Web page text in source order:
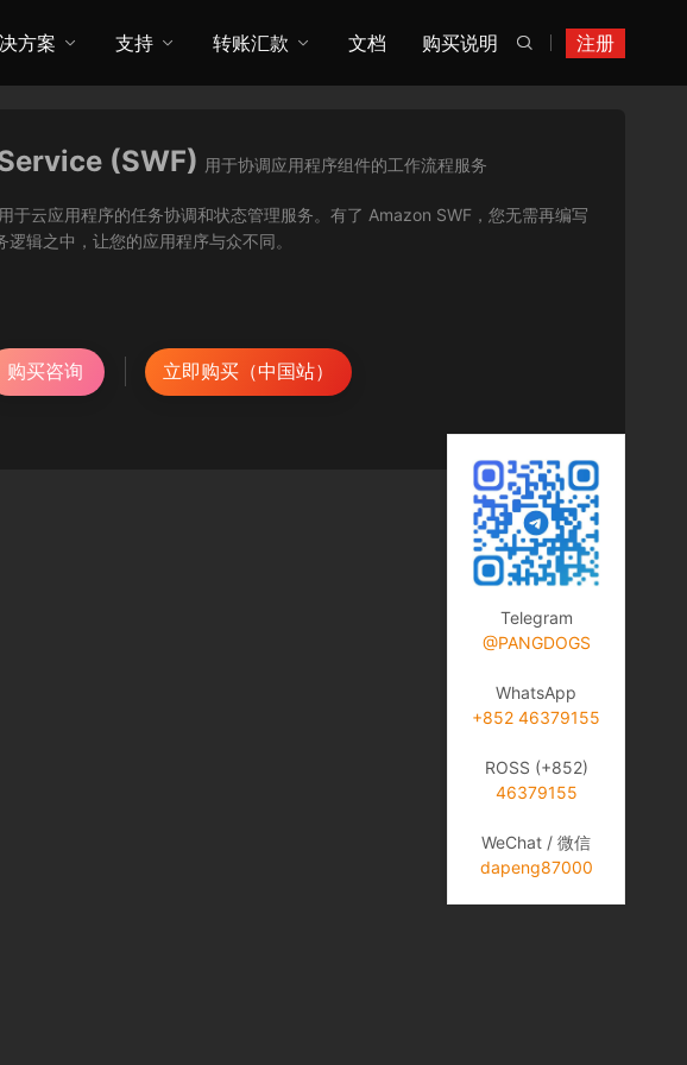
注册

方案 支持 转账汇款 文档 购买说明
(SWF) 用于协调应用程序组件的工作流程服务
云应用程序的任务协调和状态管理服务。有了 Amazon SWF，您无需再编写
辑之中，让您的应用程序与众不同。
购买咨询 立即购买（中国站）
Telegram
@PANGDOGS
WhatsApp
+852 46379155
ROSS (+852)
46379155
WeChat / 微信
dapeng87000